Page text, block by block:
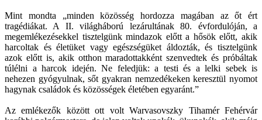
Mint mondta „minden közösség hordozza magában az őt ért
tragédiákat. A II. világháború lezárultának 80. évfordulóján, a
megemlékezésekkel tisztelgünk mindazok előtt a hősök előtt, akik
harcoltak és életüket vagy egészségüket áldozták, és tisztelgünk
azok előtt is, akik otthon maradottakként szenvedtek és próbáltak
túlélni a harcok idején. Ne feledjük: a testi és a lelki sebek is
nehezen gyógyulnak, sőt gyakran nemzedékeken keresztül nyomot
hagynak családok és közösségek életében egyaránt.”
Az emlékezők között ott volt Warvasovszky Tihamér Fehérvár